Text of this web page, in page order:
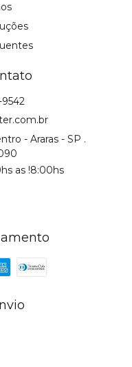
9542
- Araras - SP .
as !8:00hs